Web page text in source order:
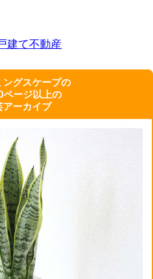
建て不動産
ングスケープの
ページ以上の
アーカイブ